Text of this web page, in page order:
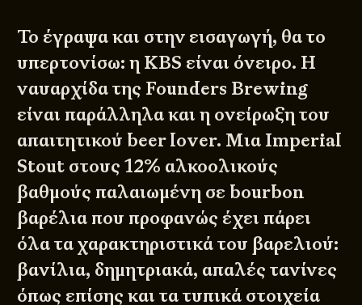
Το έγραψα και στην εισαγωγή, θα το
υπερτονίσω: η KBS είναι όνειρο. Η
ναυαρχίδα της Founders Brewing
είναι παράλληλα και η ονείρωξη του
απαιτητικού beer lover. Μια Imperial
Stout στους 12% αλκοολικούς
βαθμούς παλαιωμένη σε bourbon
βαρέλια που προφανώς έχει πάρει
όλα τα χαρακτηριστικά του βαρελιού:
βανίλια, δημητριακά, απαλές τανίνες
όπως επίσης και τα τυπικά στοιχεία